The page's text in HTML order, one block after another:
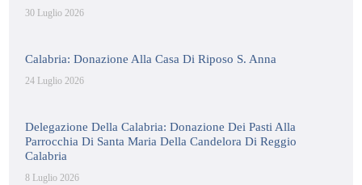
30 Luglio 2026
Calabria: Donazione Alla Casa Di Riposo S. Anna
24 Luglio 2026
Delegazione Della Calabria: Donazione Dei Pasti Alla
Parrocchia Di Santa Maria Della Candelora Di Reggio
Calabria
8 Luglio 2026